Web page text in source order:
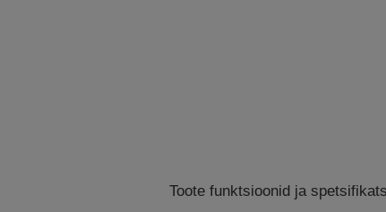
Toote funktsioonid ja